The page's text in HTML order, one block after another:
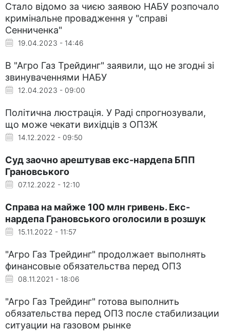
Стало відомо за чиєю заявою НАБУ розпочало
кримінальне провадження у "справі
Сенниченка"
19.04.2023 - 14:46
В "Агро Газ Трейдинг" заявили, що не згодні зі
звинуваченнями НАБУ
12.04.2023 - 09:00
Політична люстрація. У Раді спрогнозували,
що може чекати вихідців з ОПЗЖ
14.12.2022 - 09:50
Суд заочно арештував екс-нардепа БПП
Грановського
07.12.2022 - 12:10
Справа на майже 100 млн гривень. Екс-
нардепа Грановського оголосили в розшук
15.11.2022 - 11:57
"Агро Газ Трейдинг" продолжает выполнять
финансовые обязательства перед ОПЗ
08.11.2021 - 18:06
"Агро Газ Трейдинг" готова выполнить
обязательства перед ОПЗ после стабилизации
ситуации на газовом рынке